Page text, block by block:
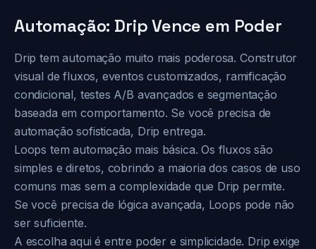
Automação: Drip Vence em Poder
Drip tem automação muito mais poderosa. Construtor
visual de fluxos, eventos customizados, ramificação
condicional, testes A/B avançados e segmentação
baseada em comportamento. Se você precisa de
automação sofisticada, Drip entrega.
Loops tem automação mais básica. Os fluxos são
simples e diretos, cobrindo a maioria dos casos de uso
comuns mas sem a complexidade que Drip permite.
Se você precisa de lógica avançada, Loops pode não
ser suficiente.
A escolha aqui é entre poder e simplicidade. Drip exige